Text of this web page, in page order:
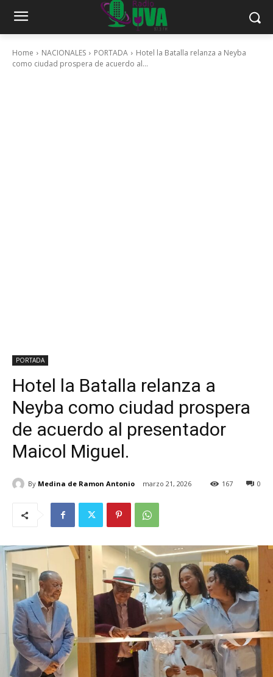
Home NACIONALES PORTADA
Hotel la Batalla relanza a Neyba
como ciudad prospera de acuerdo al...
PORTADA
Hotel la Batalla relanza a
Neyba como ciudad prospera
de acuerdo al presentador
Maicol Miguel.
By Medina de Ramon Antonio marzo 21, 2026 0
167